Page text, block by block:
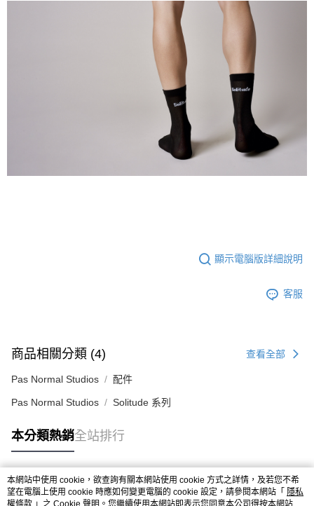
顯示電腦版詳細說明
客服
商品相關分類 (4) 查看全部
Pas Normal Studios 配件
Pas Normal Studios Solitude 系列
本分類熱銷全站排行
熱門標籤
本網站中使用 cookie，欲查詢有關本網站使用 cookie 方式之詳情，及若您不希
望在電腦上使用 cookie 時應如何變更電腦的 cookie 設定，請參閱本網站「 隱私
權條款 」之 Cookie 聲明。您繼續使用本網站即表示您同意本公司得按本網站使